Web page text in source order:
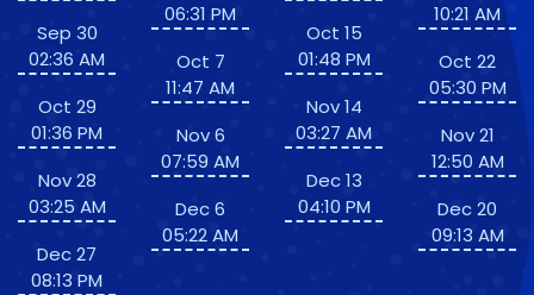
Sep 30
02:36 AM
Oct 29
01:36 PM
Nov 28
03:25 AM
Dec 27
08:13 PM
06:31 PM
Oct 7
11:47 AM
Nov 6
07:59 AM
Dec 6
05:22 AM
Oct 15
01:48 PM
Nov 14
03:27 AM
Dec 13
04:10 PM
10:21 AM
Oct 22
05:30 PM
Nov 21
12:50 AM
Dec 20
09:13 AM